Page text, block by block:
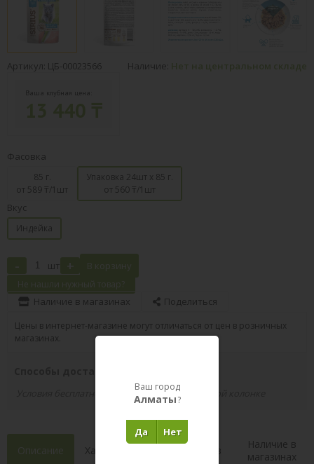
Артикул: ЦБ-00023566 Наличие: Нет на центральном складе
Ваша клубная цена:
Фасовка
85 г.
от 589 ₸/1шт
Упаковка 24шт х 85 г.
от 560 ₸/1шт
Вкус
Индейка
- шт + В корзину
Не нашли нужный товар?
Наличие в магазинах Поделиться
Цены в интернет-магазине могут отличаться от цен в розничных
магазинах.
Условия бесплатной доставки указаны в правой колонке
Описание Характеристики Состав
Наличие в
магазинах
Ваш город
Алматы?
Нет
Да